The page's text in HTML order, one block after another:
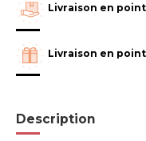
Livraison en
Livraison en
Description